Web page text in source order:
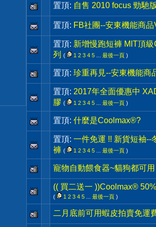
置頂: 自售 2010 focus 勁馳
置頂: FB社團--安東機能商
置頂: 新增慢跑短褲 MIT頂
列
( 1 2 3 4 5 最後一頁 )
置頂: 珍重再見--安東機能商
置頂: 2017年全面優惠中
膠 ( 1 2 3 4 5 最後一頁 )
置頂: 什麼是Coolmax®?
置頂: 一件免運 !! 新貨短袖--
褲 ( 1 2 3 4 5 最後一頁 )
寵物自動餵食器~貓狗都可用
(( 買二送一 ))Coolmax®
( 1 2 3 4 5 最後一頁 )
二月底前可用蝦皮拍賣免運